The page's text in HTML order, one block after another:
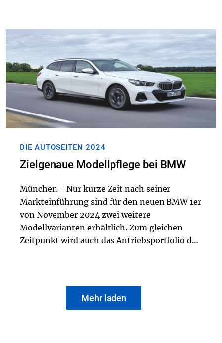
DIE AUTOSEITEN 2024
Zielgenaue Modellpflege bei BMW
München - Nur kurze Zeit nach seiner
Markteinführung sind für den neuen BMW 1er
von November 2024 zwei weitere
Modellvarianten erhältlich. Zum gleichen
Zeitpunkt wird auch das Antriebsportfolio des
Mehr laden